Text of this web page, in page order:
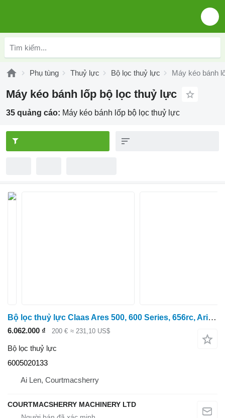
Phụ tùng Thuỷ lực Bộ lọc thuỷ lực Máy kéo bánh
Máy kéo bánh lốp bộ lọc thuỷ lực
35 quảng cáo: Máy kéo bánh lốp bộ lọc thuỷ lực
Bộ lọc thuỷ lực Claas Ares 500, 600 Series, 656rc, Arion 500, 600, Hydraulic Filter 60 6005020133 dành cho máy kéo bánh lốp Claas Ares 656RC
6.062.000 ₫ 200 € ≈ 231,10 US$
Bộ lọc thuỷ lực
6005020133
Ai Len, Courtmacsherry
COURTMACSHERRY MACHINERY LTD